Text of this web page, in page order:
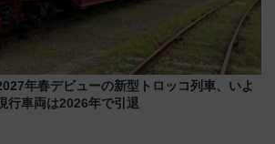
年春デビューの新型トロッコ列車、いよ
行車両は2026年で引退